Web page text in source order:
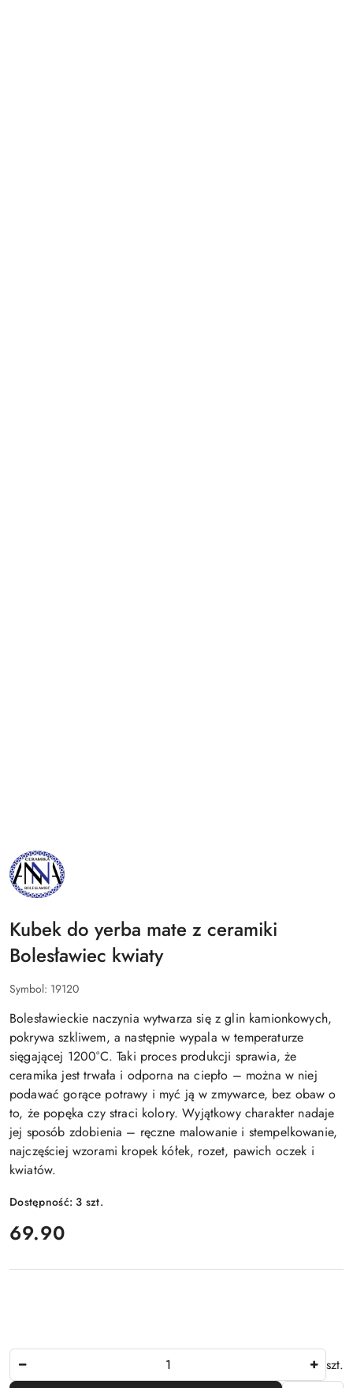
NAZWA
PRODUCENTA:
BOLESŁAWIEC
ANNA
Kubek do yerba mate z ceramiki
Bolesławiec kwiaty
Symbol: 19120
Bolesławieckie naczynia wytwarza się z glin kamionkowych,
pokrywa szkliwem, a następnie wypala w temperaturze
sięgającej 1200°C. Taki proces produkcji sprawia, że
ceramika jest trwała i odporna na ciepło – można w niej
podawać gorące potrawy i myć ją w zmywarce, bez obaw o
to, że popęka czy straci kolory. Wyjątkowy charakter nadaje
jej sposób zdobienia – ręczne malowanie i stempelkowanie,
najczęściej wzorami kropek kółek, rozet, pawich oczek i
kwiatów.
Dostępność:3 szt.
cena:
69.90
szt.